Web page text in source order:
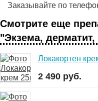
Заказывайте по
Смотрите еще
"Экзема, дерматит,
Локакортен
2 490 руб.